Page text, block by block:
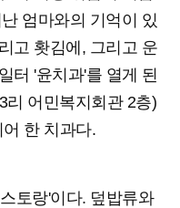
엄마와의 기억이 있
고 홧김에, 그리고 운
터 '윤치과'를 열게 된
리 어민복지회관 2층)
한 치과다.
토랑'이다. 덮밥류와